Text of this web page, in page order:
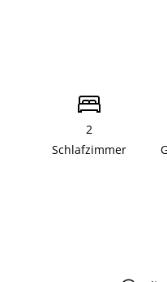
2
Schlafzimmer